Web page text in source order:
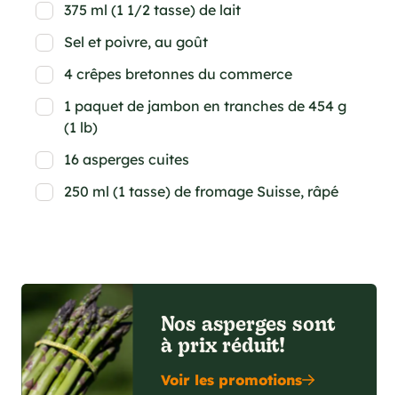
375 ml (1 1/2 tasse) de lait
Sel et poivre, au goût
4 crêpes bretonnes du commerce
1 paquet de jambon en tranches de 454 g
(1 lb)
16 asperges cuites
250 ml (1 tasse) de fromage Suisse, râpé
Nos asperges sont
à prix réduit!
Voir les promotions